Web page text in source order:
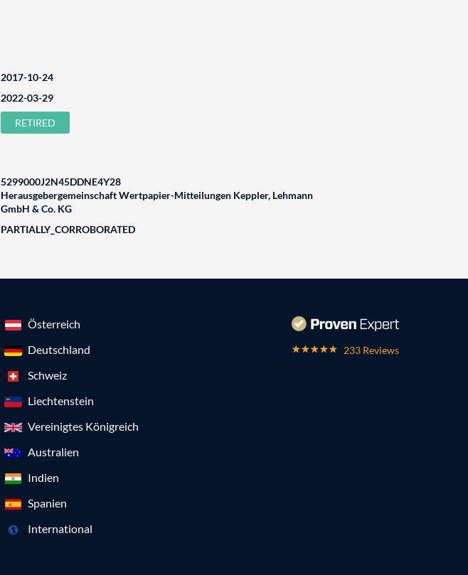
2017-10-24
2022-03-29
RETIRED
5299000J2N45DDNE4Y28
Herausgebergemeinschaft Wertpapier-Mitteilungen Keppler, Lehmann
GmbH & Co. KG
PARTIALLY_CORROBORATED
Österreich
Deutschland
Schweiz
Liechtenstein
Vereinigtes Königreich
Australien
Indien
Spanien
International
233 Reviews